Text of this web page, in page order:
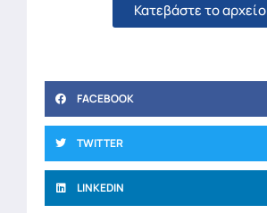
Κατεβάστε το αρχείο
FACEBOOK
TWITTER
LINKEDIN